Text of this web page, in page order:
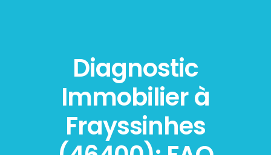
Diagnostic
Immobilier à
Frayssinhes